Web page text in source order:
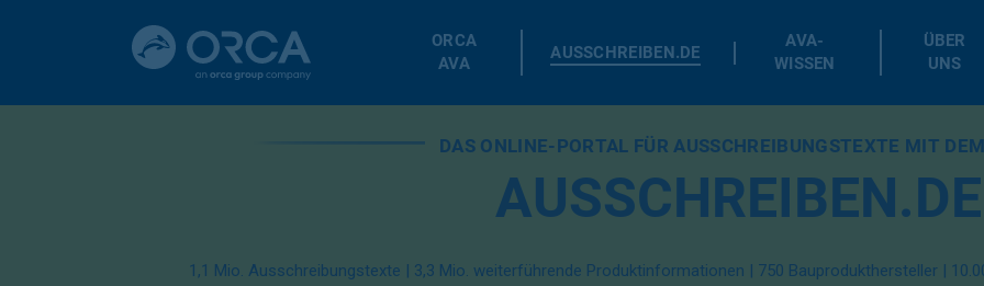
ORCA
AVA
AUSSCHREIBEN.DE
AVA-
WISSEN
ÜBER
UNS
DAS ONLINE-PORTAL FÜR AUSSCHREIBUNGSTEXTE MIT
AUSSCHREIBEN.DE
1,1 Mio. Ausschreibungstexte | 3,3 Mio. weiterführende Produktinformationen | 750 Bauprodukthersteller |